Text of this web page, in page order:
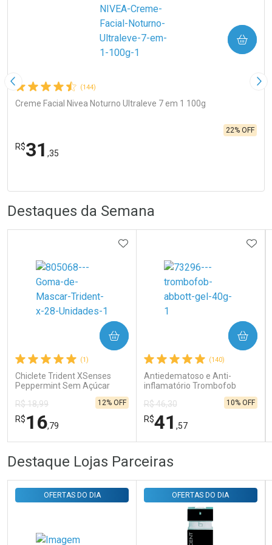
Imagem Anterior (144)
Creme Facial Nivea Noturno Ultraleve 7 em 1 100g
R$31 ,35
22% OFF
COMPRAR
Laboratório
Ativar Desconto
Comprar sem Desconto
Comprar sem Desconto
Destaques da Semana
(1)
Chiclete Trident XSenses
Peppermint Sem Açúcar
R$ 18,99
R$16,79
12% OFF
ADICIONAR AOS FAVORITOS
COMPRAR
FECHAR
Laboratório
FECHAR
Por Menos
(140)
Antiedematoso e Anti-
inflamatório Trombofob
R$ 46,30
R$41 ,57
10% OFF
COMPRAR
Por Menos
Destaque Lojas Parceiras
OFERTAS DO DIA OFERTAS DO DIA